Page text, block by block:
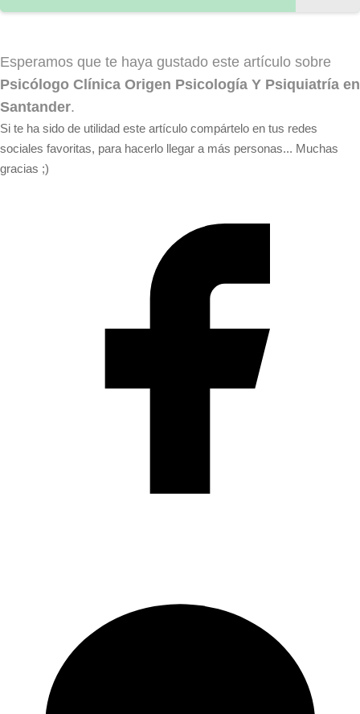
Esperamos que te haya gustado este artículo sobre
Psicólogo Clínica Origen Psicología Y Psiquiatría en
Santander.
Si te ha sido de utilidad este artículo compártelo en tus redes
sociales favoritas, para hacerlo llegar a más personas... Muchas
gracias ;)